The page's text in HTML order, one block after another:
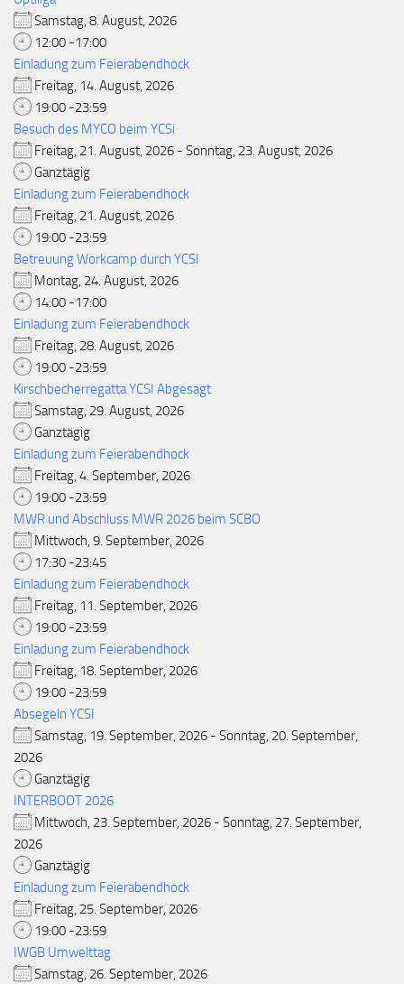
Samstag, 8. August, 2026
12:00 -17:00
Einladung zum Feierabendhock
Freitag, 14. August, 2026
19:00 -23:59
Besuch des MYCO beim YCSi
Freitag, 21. August, 2026 - Sonntag, 23. August, 2026
Ganztägig
Einladung zum Feierabendhock
Freitag, 21. August, 2026
19:00 -23:59
Betreuung Workcamp durch YCSI
Montag, 24. August, 2026
14:00 -17:00
Einladung zum Feierabendhock
Freitag, 28. August, 2026
19:00 -23:59
Kirschbecherregatta YCSI Abgesagt
Samstag, 29. August, 2026
Ganztägig
Einladung zum Feierabendhock
Freitag, 4. September, 2026
19:00 -23:59
MWR und Abschluss MWR 2026 beim SCBO
Mittwoch, 9. September, 2026
17:30 -23:45
Einladung zum Feierabendhock
Freitag, 11. September, 2026
19:00 -23:59
Einladung zum Feierabendhock
Freitag, 18. September, 2026
19:00 -23:59
Absegeln YCSI
Samstag, 19. September, 2026 - Sonntag, 20. September,
2026
Ganztägig
INTERBOOT 2026
Mittwoch, 23. September, 2026 - Sonntag, 27. September,
2026
Ganztägig
Einladung zum Feierabendhock
Freitag, 25. September, 2026
19:00 -23:59
IWGB Umwelttag
Samstag, 26. September, 2026